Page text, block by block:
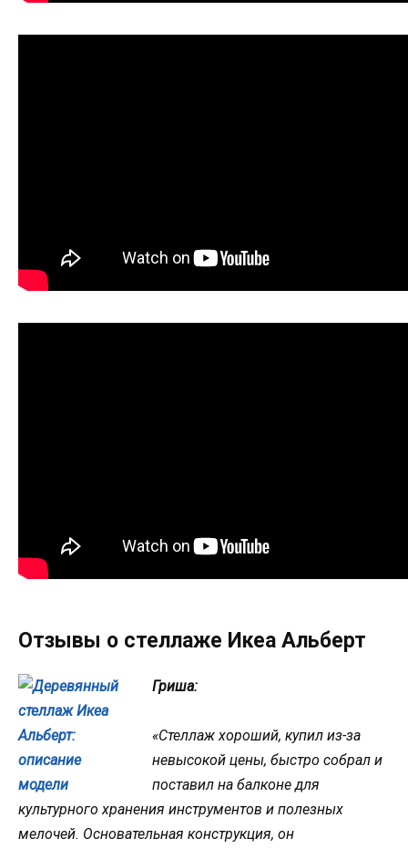
Отзывы о стеллаже Икеа Альберт
Гриша:
«Стеллаж хороший, купил из-за
невысокой цены, быстро собрал и
поставил на балконе для
культурного хранения инструментов и полезных
мелочей. Основательная конструкция, он